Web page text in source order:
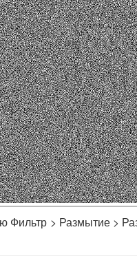
Фильтр > Размытие >